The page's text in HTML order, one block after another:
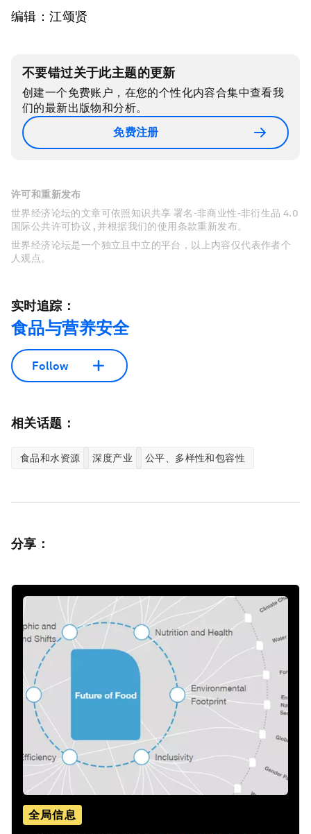
编辑：江颂贤
不要错过关于此主题的更新
创建一个免费账户，在您的个性化内容合集中查看我
们的最新出版物和分析。
免费注册
许可和重新发布
世界经济论坛的文章可依照知识共享 署名-非商业性-非衍生品 4.0
国际公共许可协议 , 并根据我们的使用条款重新发布。
世界经济论坛是一个独立且中立的平台，以上内容仅代表作者个
人观点。
实时追踪：
食品与营养安全
Follow
相关话题：
食品和水资源 深度产业 公平、多样性和包容性
分享：
全局信息